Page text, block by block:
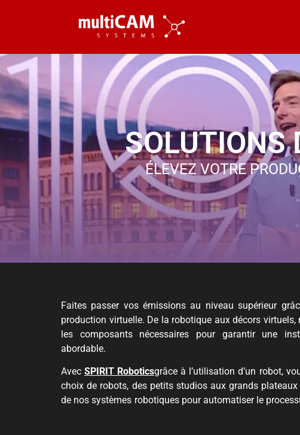
SOLUTIONS
ÉLEVEZ VOTRE
Faites passer vos émissions au niveau supérieur
production virtuelle. De la robotique aux décors
les composants nécessaires pour garantir une
abordable.
Avec SPIRIT Roboticsgrâce à l’utilisation d’un robot,
choix de robots, des petits studios aux grands
de nos systèmes robotiques pour automatiser le